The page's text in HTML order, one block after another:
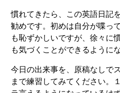
慣れてきたら、この英語日記
勧めです。初めは自分が喋っ
も恥ずかしいですが、徐々に
も気づくことができるように
今日の出来事を、原稿なしで
まで練習してみてください。